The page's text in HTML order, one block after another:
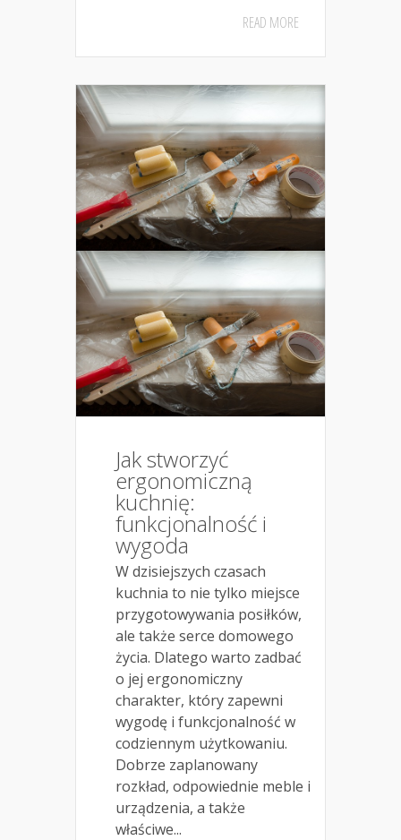
READ MORE
Jak stworzyć
ergonomiczną
kuchnię:
funkcjonalność i
wygoda
W dzisiejszych czasach
kuchnia to nie tylko miejsce
przygotowywania posiłków,
ale także serce domowego
życia. Dlatego warto zadbać
o jej ergonomiczny
charakter, który zapewni
wygodę i funkcjonalność w
codziennym użytkowaniu.
Dobrze zaplanowany
rozkład, odpowiednie meble i
urządzenia, a także
właściwe...